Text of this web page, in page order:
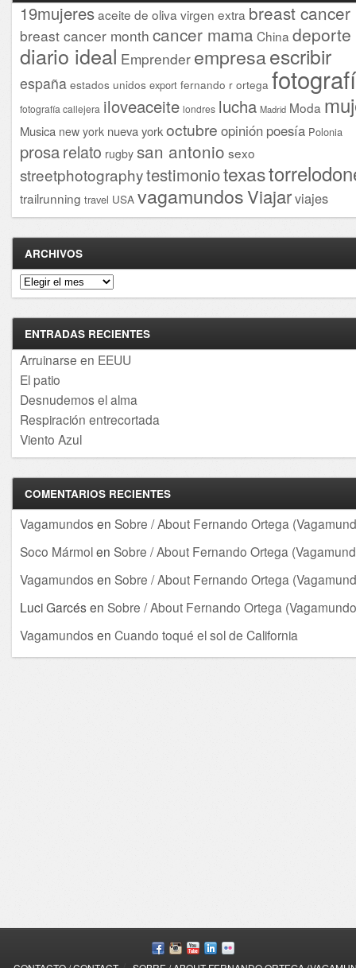
19mujeresaceite de oliva virgen extra breast cancer
breast cancer month cancer mama China deporte
diario ideal Emprender empresaescribir
españa estados unidos export fernando r ortega
fotografía callejera iloveaceite londres lucha Madrid Moda
Musica new york nueva yorkoctubre opinión poesía Polonia
prosarelato rugby san antonio sexo
streetphotographytestimoniotexas
trailrunning travel USA vagamundosViajarviajes
ARCHIVOS
Archivos
ENTRADAS RECIENTES
Arruinarse en EEUU
El patio
Desnudemos el alma
Respiración entrecortada
Viento Azul
COMENTARIOS RECIENTES
Vagamundos en Sobre / About Fernando Ortega
Soco Mármolen Sobre / About Fernando Ortega
Vagamundos en Sobre / About Fernando Ortega
Luci Garcés en Sobre / About Fernando Ortega
Vagamundos en Cuando toqué el sol de California